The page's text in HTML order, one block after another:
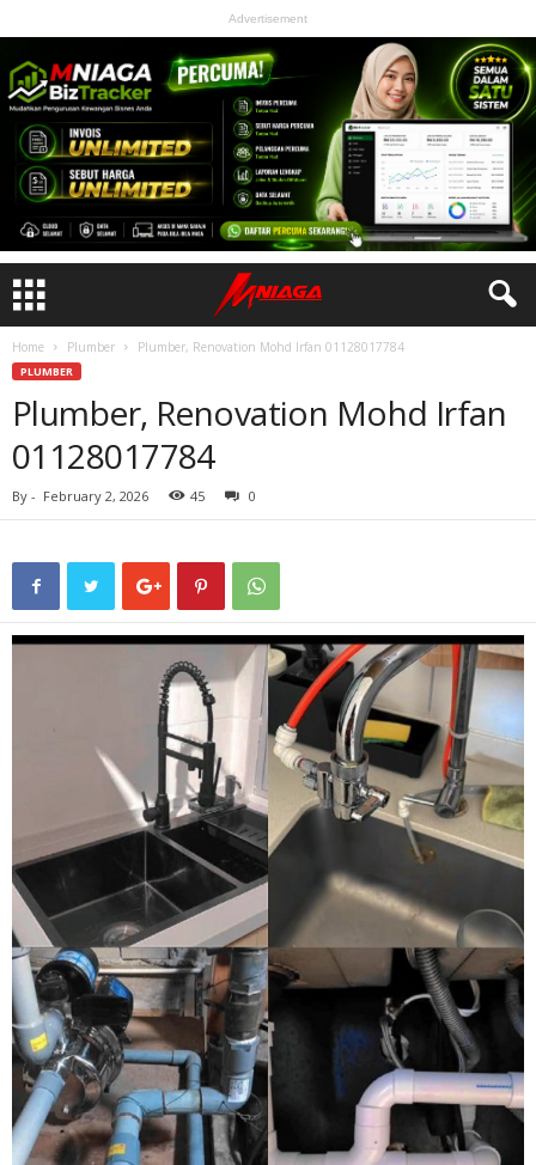
Advertisement
Home Plumber Plumber, Renovation Mohd Irfan 01128017784
PLUMBER
Plumber, Renovation Mohd Irfan
01128017784
By - February 2, 2026 45 0